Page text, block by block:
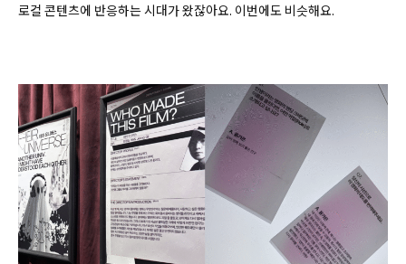
로컬 콘텐츠에 반응하는 시대가 왔잖아요. 이번에도 비슷해요.